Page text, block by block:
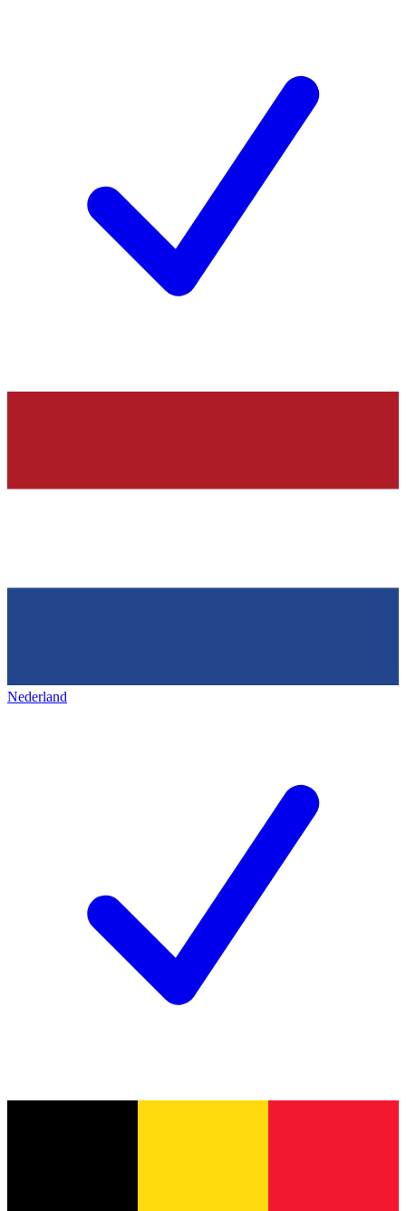
Nederland